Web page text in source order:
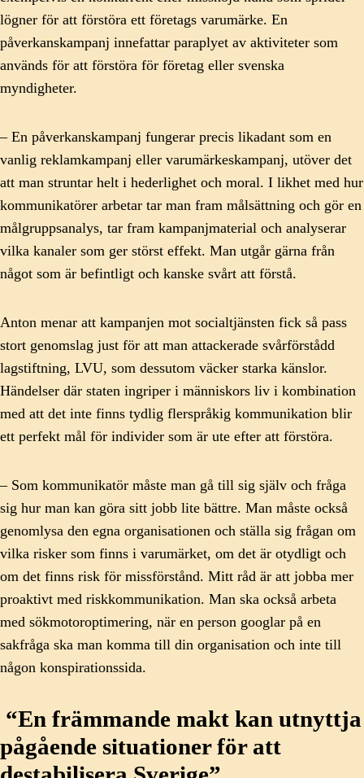
lögner för att förstöra ett företags varumärke. En
påverkanskampanj innefattar paraplyet av aktiviteter som
används för att förstöra för företag eller svenska
myndigheter.
– En påverkanskampanj fungerar precis likadant som en
vanlig reklamkampanj eller varumärkeskampanj, utöver det
att man struntar helt i hederlighet och moral. I likhet med hur
kommunikatörer arbetar tar man fram målsättning och gör en
målgruppsanalys, tar fram kampanjmaterial och analyserar
vilka kanaler som ger störst effekt. Man utgår gärna från
något som är befintligt och kanske svårt att förstå.
Anton menar att kampanjen mot socialtjänsten fick så pass
stort genomslag just för att man attackerade svårförstådd
lagstiftning, LVU, som dessutom väcker starka känslor.
Händelser där staten ingriper i människors liv i kombination
med att det inte finns tydlig flerspråkig kommunikation blir
ett perfekt mål för individer som är ute efter att förstöra.
– Som kommunikatör måste man gå till sig själv och fråga
sig hur man kan göra sitt jobb lite bättre. Man måste också
genomlysa den egna organisationen och ställa sig frågan om
vilka risker som finns i varumärket, om det är otydligt och
om det finns risk för missförstånd. Mitt råd är att jobba mer
proaktivt med riskkommunikation. Man ska också arbeta
med sökmotoroptimering, när en person googlar på en
sakfråga ska man komma till din organisation och inte till
någon konspirationssida.
“En främmande makt kan utnyttja
pågående situationer för att